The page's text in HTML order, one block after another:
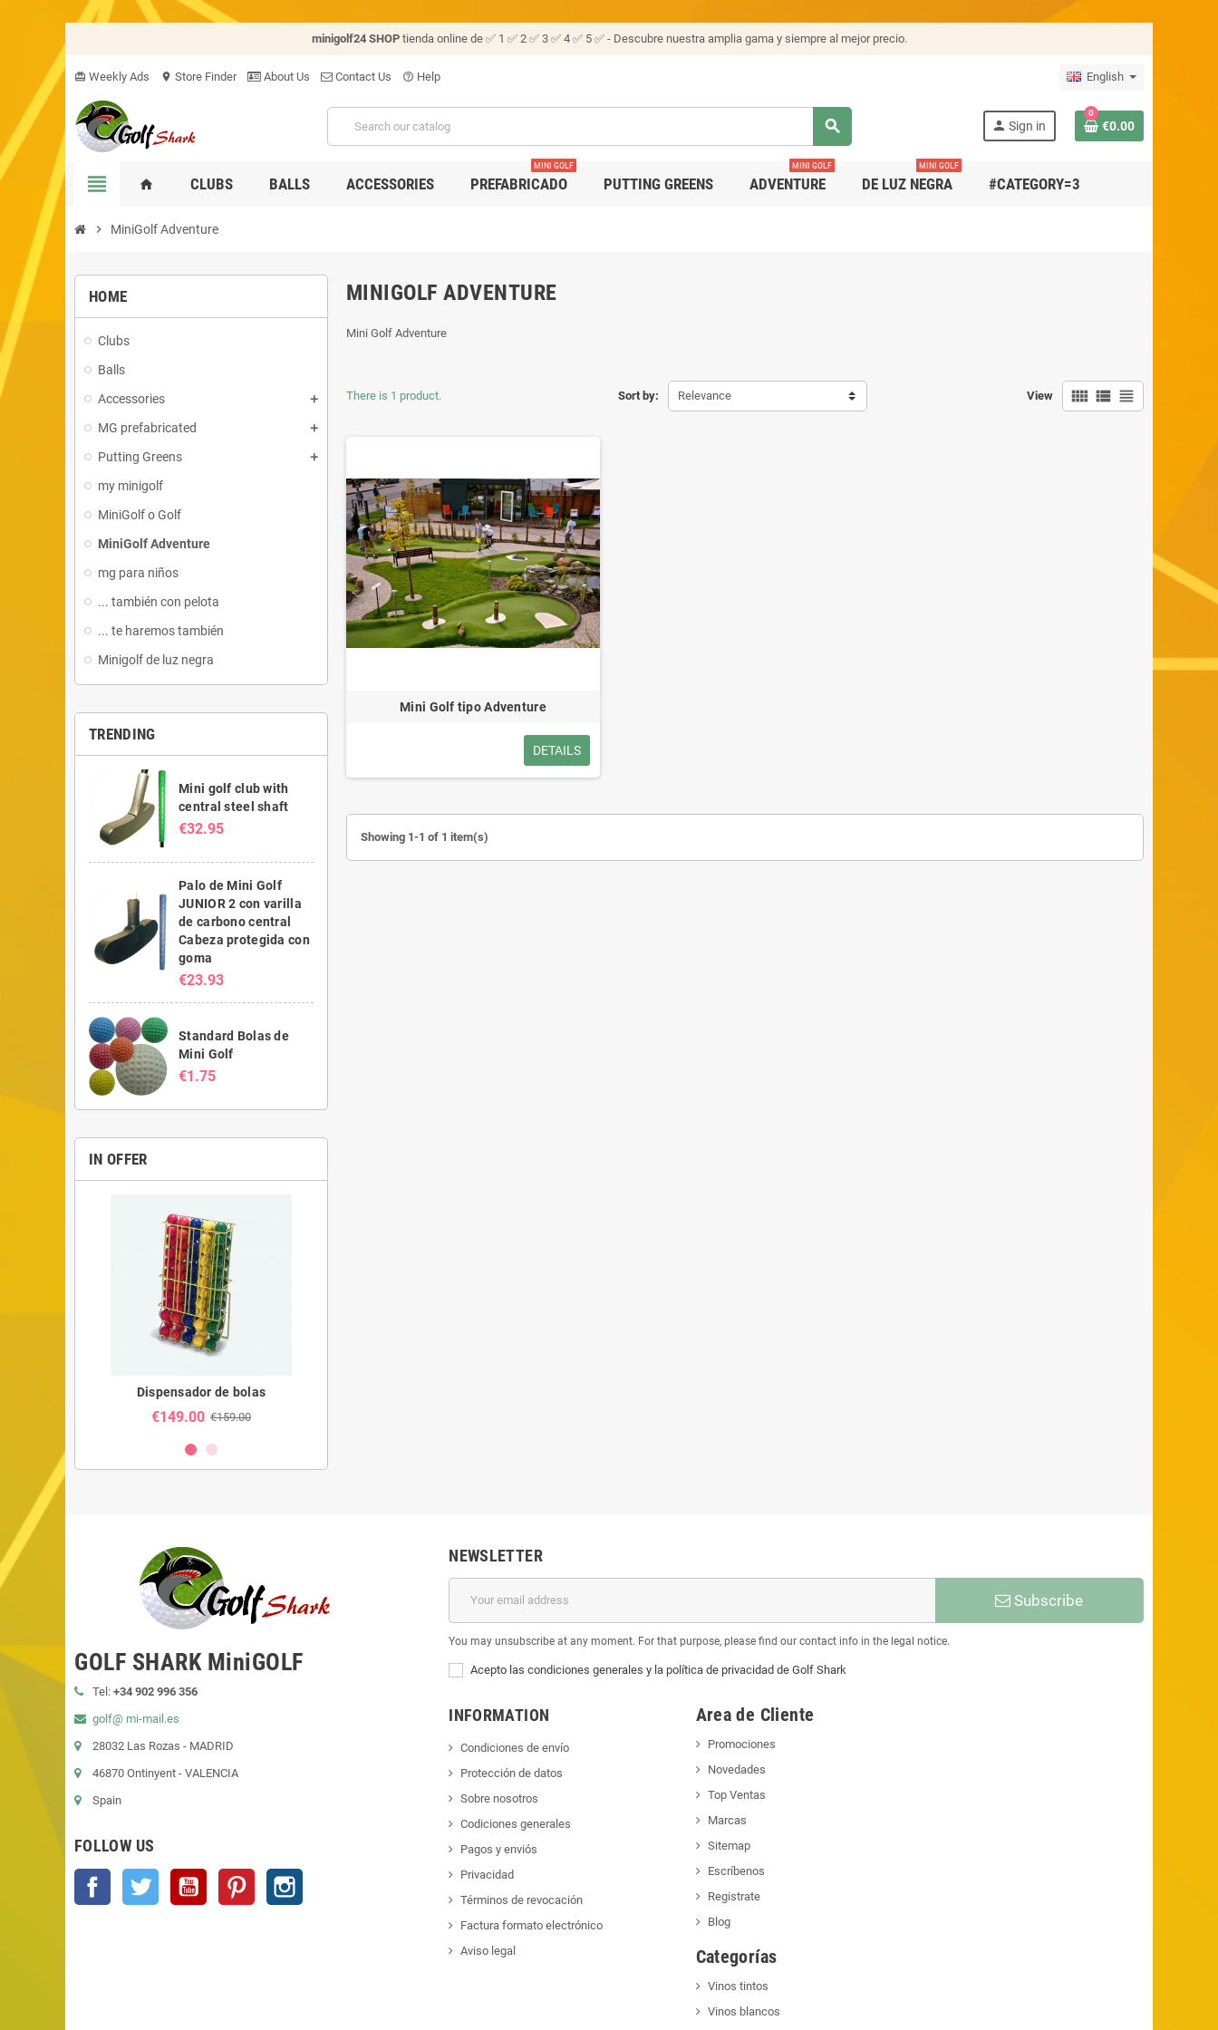
minigolf24 SHOP tienda online de ✅ 1 ✅ 2 ✅ 3 ✅ 4 ✅ 5 ✅ - Descubre nuestra amplia gama y siempre al mejor precio.
card_giftcard Weekly Ads location_on Store Finder About Us Contact Us help_outline Help English
search person Sign in
0
€0.00
view_headline home CLUBS BALLS ACCESSORIES PREFABRICADO
MINI GOLF
PUTTING GREENS ADVENTURE
MINI GOLF
DE LUZ NEGRA
MINI GOLF
#CATEGORY=3
chevron_right MiniGolf Adventure
HOME
Clubs
Balls
Accessories
MG prefabricated
Putting Greens
my minigolf
MiniGolf o Golf
MiniGolf Adventure
mg para niños
... también con pelota
... te haremos también
Minigolf de luz negra
TRENDING
Mini golf club with
central steel shaft
€32.95
Palo de Mini Golf
JUNIOR 2 con varilla
de carbono central
Cabeza protegida con
goma
€23.93
Standard Bolas de
Mini Golf
€1.75
IN OFFER
Dispensador de bolas
€149.00 €159.00
MINIGOLF ADVENTURE
Mini Golf Adventure
Sort by: Relevance View view_comfy view_list view_headline
There is 1 product.
Mini Golf tipo Adventure
DETAILS
Showing 1-1 of 1 item(s)
GOLF SHARK MiniGOLF
Tel: +34 902 996 356
golf@ mi-mail.es
28032 Las Rozas - MADRID
46870 Ontinyent - VALENCIA
Spain
FOLLOW US
Facebook Twitter YouTube Pinterest
NEWSLETTER
Subscribe
You may unsubscribe at any moment. For that purpose, please find our contact info in the legal notice.
Acepto las condiciones generales y la política de privacidad de Golf Shark
INFORMATION
Condiciones de envío
Protección de datos
Sobre nosotros
Codiciones generales
Pagos y enviós
Privacidad
Términos de revocación
Factura formato electrónico
Aviso legal
Area de Cliente
Promociones
Novedades
Top Ventas
Marcas
Sitemap
Escríbenos
Registrate
Blog
Categorías
Vinos tintos
Vinos blancos